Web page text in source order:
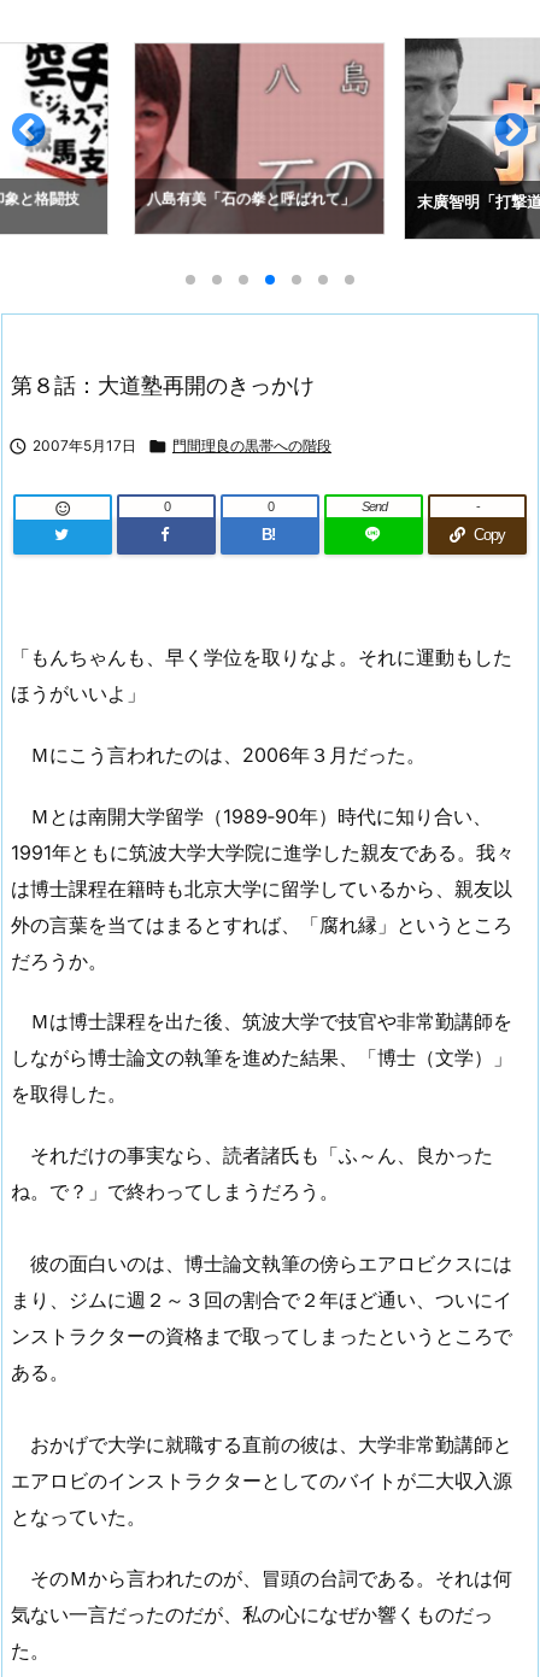
呼ばれて」 末廣智明「打撃道」
アレクセイ・
の空道入門」
第８話：大道塾再開のきっかけ
 2007年5月17日  門間理良の黒帯への階段
 0
B!
0 Send
Copy
-
「もんちゃんも、早く学位を取りなよ。それに運動もした
ほうがいいよ」
Ｍにこう言われたのは、2006年３月だった。
Ｍとは南開大学留学（1989‐90年）時代に知り合い、
1991年ともに筑波大学大学院に進学した親友である。我々
は博士課程在籍時も北京大学に留学しているから、親友以
外の言葉を当てはまるとすれば、「腐れ縁」というところ
だろうか。
Ｍは博士課程を出た後、筑波大学で技官や非常勤講師を
しながら博士論文の執筆を進めた結果、「博士（文学）」
を取得した。
それだけの事実なら、読者諸氏も「ふ～ん、良かった
ね。で？」で終わってしまうだろう。
彼の面白いのは、博士論文執筆の傍らエアロビクスには
まり、ジムに週２～３回の割合で２年ほど通い、ついにイ
ンストラクターの資格まで取ってしまったというところで
ある。
おかげで大学に就職する直前の彼は、大学非常勤講師と
エアロビのインストラクターとしてのバイトが二大収入源
となっていた。
そのＭから言われたのが、冒頭の台詞である。それは何
気ない一言だったのだが、私の心になぜか響くものだっ
た。